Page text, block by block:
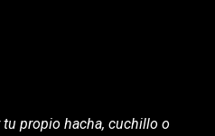
propio hacha, cuchillo o